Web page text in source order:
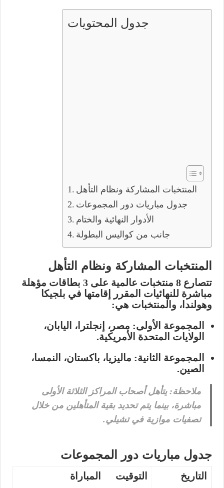
جدول المحتويات
المنتخبات المشاركة ونظام التأهل
جدول مباريات دور المجموعات
الأدوار النهائية والختام
جانب من كواليس البطولة
المنتخبات المشاركة ونظام التأهل
تتصارع8 منتخبات عالمية على
3 بطاقات مؤهلة
مباشرة للنهائيات المقرر إقامتها في بلجيكا
وهولندا، والمنتخبات هي:
المجموعة الأولى: مصر، إنجلترا، اليابان،
الولايات المتحدة الأمريكية.
المجموعة الثانية: ماليزيا، باكستان، النمسا،
الصين.
ملاحظة: يتأهل أصحاب المراكز الثلاثة الأولى
مباشرة، بينما يتم تحديد بقية المتأهلين من خلال
تصفيات موازية في تشيلي.
جدول مباريات دور المجموعات
التاريخ التوقيت المباراة